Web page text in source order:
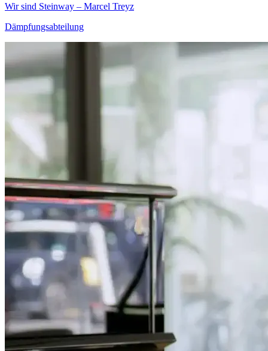
Wir sind Steinway – Marcel Treyz
Dämpfungsabteilung